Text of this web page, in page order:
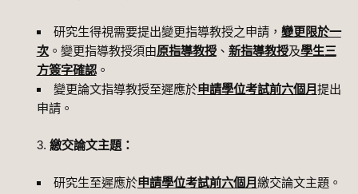
研究生得視需要提出變更指導教授之申請， 變更限於一
次。變更指導教授須由原指導教授、 新指導教授及學生三
方簽字確認。
變更論文指導教授至遲應於申請學位考試前六個月提出
申請。
繳交論文主題：
研究生至遲應於申請學位考試前六個月繳交論文主題。